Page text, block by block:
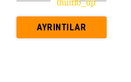
AYRINTILAR